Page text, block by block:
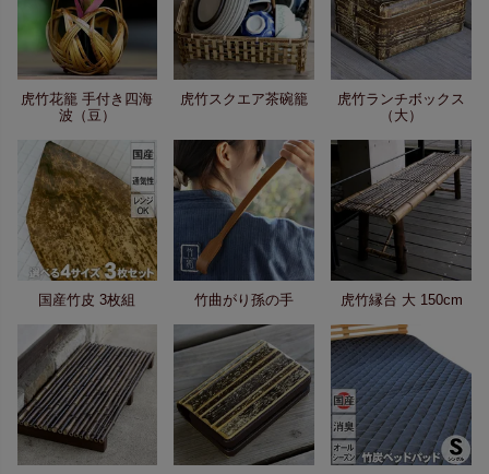
虎竹花籠 手付き四海
波（豆）
虎竹スクエア茶碗籠
虎竹ランチボックス
（大）
国産竹皮 3枚組 竹曲がり孫の手 虎竹縁台 大 150cm